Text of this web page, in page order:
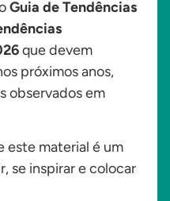
Guia de Tendências
que devem
próximos anos,
observados em
material é um
se inspirar e colocar